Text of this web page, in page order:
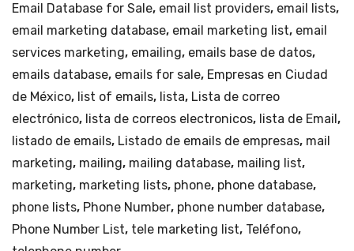
Email Database for Sale, email list providers, email lists,
email marketing database, email marketing list, email
services marketing, emailing, emails base de datos,
emails database, emails for sale, Empresas en Ciudad
de México, list of emails, lista, Lista de correo
electrónico, lista de correos electronicos, lista de Email,
listado de emails, Listado de emails de empresas, mail
marketing, mailing, mailing database, mailing list,
marketing, marketing lists, phone, phone database,
phone lists, Phone Number, phone number database,
Phone Number List, tele marketing list, Teléfono,